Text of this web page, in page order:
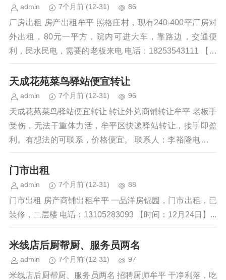
admin 7个月前 (12-31) 86
厂房出租 房产出租牟平 照格庄村，现有240-400平厂房对
外出租，80元一平方，院内可进大车，靠路边，交通便
利，民水民电，需要的老板来电 电话：18253543111 【时
间：12...
天成花苑菜鸟驿站便宜转让
admin 7个月前 (12-31) 96
天成花苑菜鸟驿站便宜转让 转让外兑商铺转让牟平 老板手
受伤，无法干重体力活，牟平区快递驿站转让，接手即盈
利。有想法的可联系，价格便宜。 联系人：李裕隆电话：
13589865432微信...
门市出租
admin 7个月前 (12-31) 88
门市出租 房产商铺出租牟平 一品洋房锦园，门市出租，已
装修，二层楼 电话：13105283093 【时间：12月24日】...
米线店后厨帮厨、服务员两名
admin 7个月前 (12-31) 97
米线店后厨帮厨、服务员两名 招聘厨师牟平 干净利落，吃